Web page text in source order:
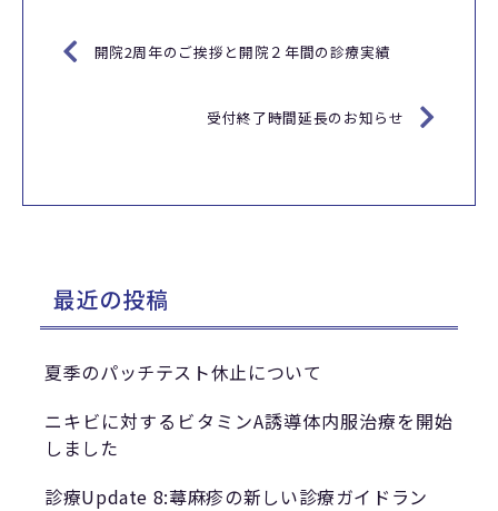
開院2周年のご挨拶と開院２年間の診療実績
受付終了時間延長のお知らせ
最近の投稿
夏季のパッチテスト休止について
ニキビに対するビタミンA誘導体内服治療を開始
しました
診療Update 8:蕁麻疹の新しい診療ガイドラン